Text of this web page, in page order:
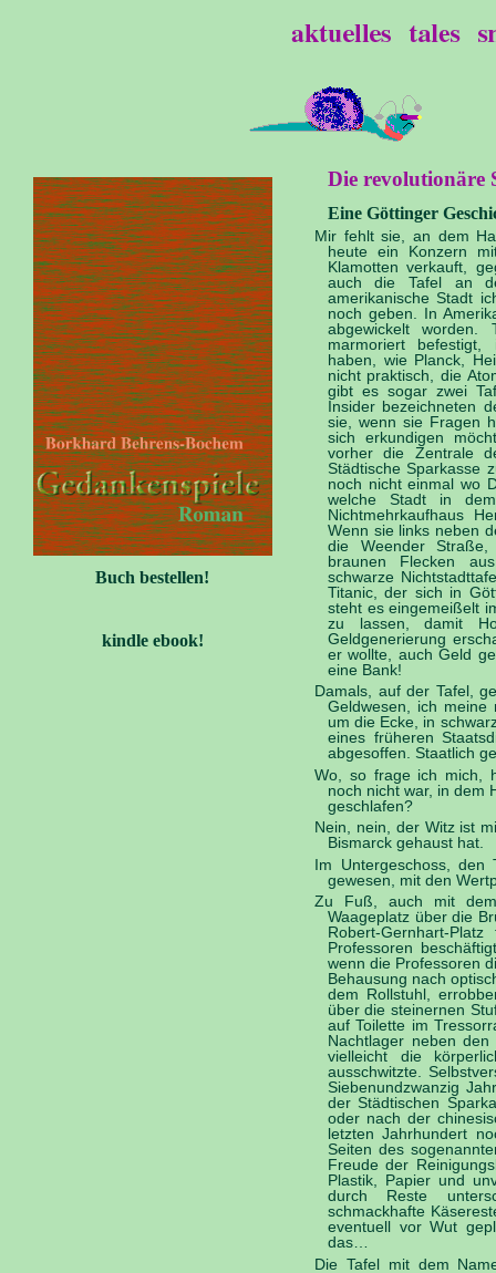
Buch bestellen!
kindle ebook!
Die revolutionäre
Eine Göttinger
Mir fehlt sie, an dem
heute ein Konzern
Klamotten verkauft,
auch die Tafel an
amerikanische Stadt
noch geben. In
abgewickelt
marmoriert
haben, wie Planck,
nicht praktisch, die
gibt es sogar zwei
Insider bezeichneten
sie, wenn sie Fragen
sich erkundigen
vorher die Zentrale
Städtische Sparkasse
noch nicht einmal wo
welche Stadt in
Nichtmehrkaufhaus
Wenn sie links neben
die Weender
braunen Flecken
schwarze
Titanic, der sich in
steht es eingemeißelt
zu lassen, damit
Geldgenerierung
er wollte, auch Geld
eine Bank!
Damals, auf der Tafel,
Geldwesen, ich
um die Ecke, in
eines früheren
abgesoffen. Staatlich
Wo, so frage ich mich,
noch nicht war, in dem
geschlafen?
Nein, nein, der Witz ist
Bismarck gehaust hat.
Im Untergeschoss, den
gewesen, mit den
Zu Fuß, auch mit
Waageplatz über die
Robert-Gernhart-
Professoren
wenn die Professoren
Behausung nach
dem Rollstuhl,
über die steinernen
auf Toilette im
Nachtlager neben
vielleicht die
ausschwitzte.
Siebenundzwanzig
der Städtischen
oder nach der
letzten Jahrhundert
Seiten des
Freude der
Plastik, Papier und
durch Reste
schmackhafte
eventuell vor Wut
das…
Die Tafel mit dem